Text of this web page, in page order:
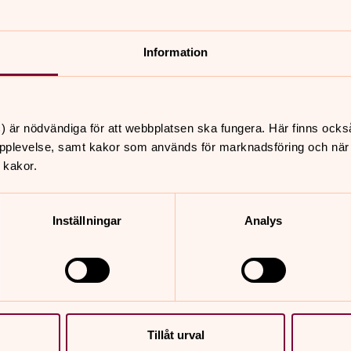
Information
är nödvändiga för att webbplatsen ska fungera. Här finns
samt kakor som används för marknadsföring och
Inställningar Analys
Tillåt urval
6 7